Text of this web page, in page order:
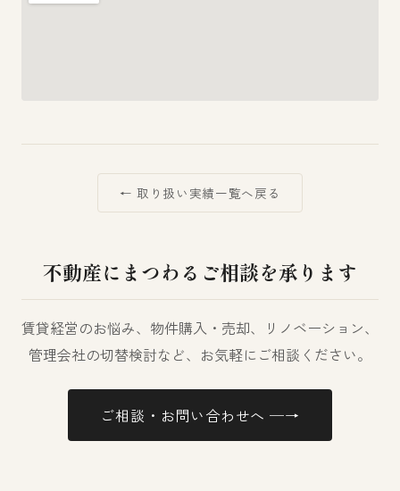
← 取り扱い実績一覧へ戻る
不動産にまつわるご相談を承ります
賃貸経営のお悩み、物件購入・売却、リノベーション、
管理会社の切替検討など、お気軽にご相談ください。
ご相談・お問い合わせへ ─→